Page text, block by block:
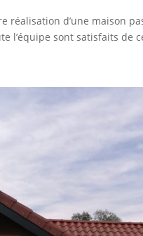
d’une maison
l’équipe sont satisfaits de